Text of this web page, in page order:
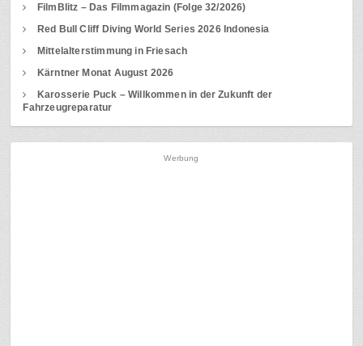
FilmBlitz – Das Filmmagazin (Folge 32/2026)
Red Bull Cliff Diving World Series 2026 Indonesia
Mittelalterstimmung in Friesach
Kärntner Monat August 2026
Karosserie Puck – Willkommen in der Zukunft der
Fahrzeugreparatur
Werbung